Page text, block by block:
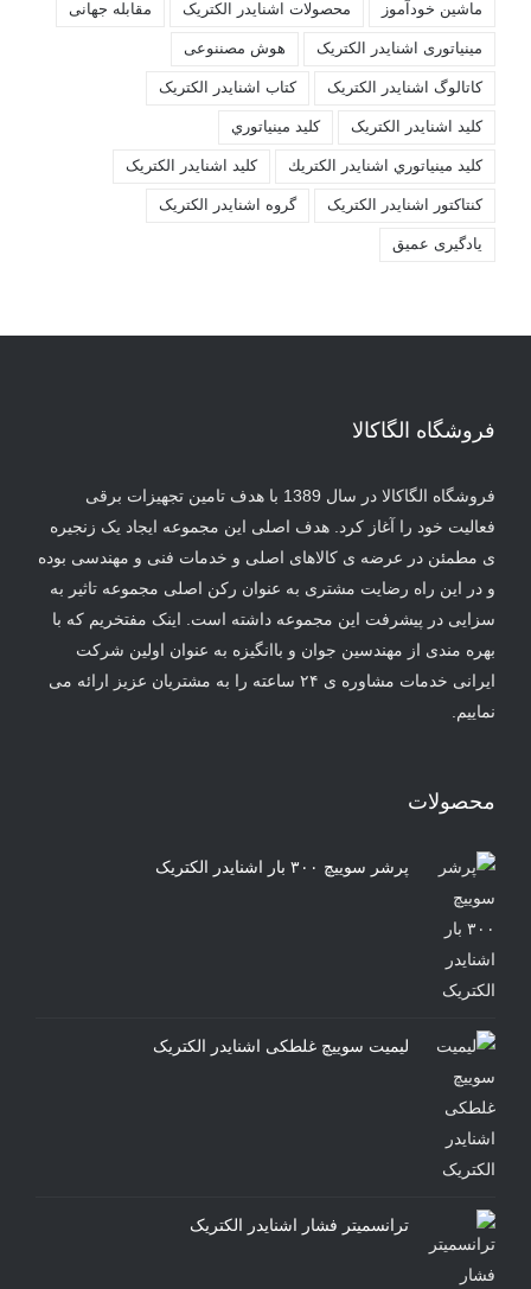
ماشین خودآموز محصولات اشنایدر الکتریک مقابله جهانی
مینیاتوری اشنایدر الکتریک هوش مصننوعی
کاتالوگ اشنایدر الکتریک کتاب اشنایدر الکتریک
کليد اشنايدر الکتريک کليد مينياتوري
کليد مينياتوري اشنايدر الكتريك کلید اشنایدر الکتریک
کنتاکتور اشنایدر الکتریک گروه اشنایدر الکتریک
یادگیری عمیق
فروشگاه الگاکالا
فروشگاه الگاکالا در سال 1389 با هدف تامین تجهیزات برقی
فعالیت خود را آغاز کرد. هدف اصلی این مجموعه ایجاد یک زنجیره
ی مطمئن در عرضه ی کالاهای اصلی و خدمات فنی و مهندسی بوده
و در این راه رضایت مشتری به عنوان رکن اصلی مجموعه تاثیر به
سزایی در پیشرفت این مجموعه داشته است. اینک مفتخریم که با
بهره مندی از مهندسین جوان و باانگیزه به عنوان اولین شرکت
ایرانی خدمات مشاوره ی ۲۴ ساعته را به مشتریان عزیز ارائه می
نماییم.
محصولات
پرشر سوییچ ۳۰۰ بار اشنایدر الکتریک
لیمیت سوییچ غلطکی اشنایدر الکتریک
ترانسمیتر فشار اشنایدر الکتریک